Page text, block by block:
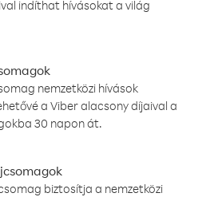
indíthat hívásokat a világ
nemzetközi hívások
a Viber alacsony díjaival a
30 napon át.
biztosítja a nemzetközi